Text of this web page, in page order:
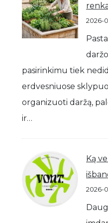
2026-
pasirinkimu tiek
erdvesniuose
organizuoti daržą,
ir…
Ką
2026-